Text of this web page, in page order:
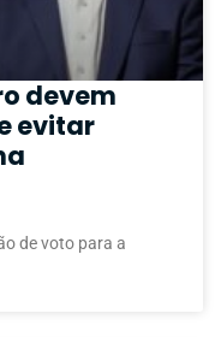
devem
evitar
de voto para a